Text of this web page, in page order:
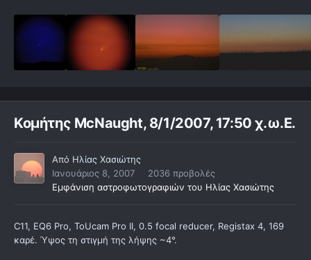
Κομήτης McNaught, 8/1/2007, 17:50 χ.ω.Ε.
Από Ηλίας Χασιώτης
Ιανουάριος 8, 2007
2036 προβολές
Εμφάνιση αστροφωτογραφιών του Ηλίας Χασιώτης
C11, EQ6 Pro, ToUcam Pro II, 0.5 focal reducer, Registax 4, 169
καρέ. Ύψος τη στιγμή της λήψης ~4°.